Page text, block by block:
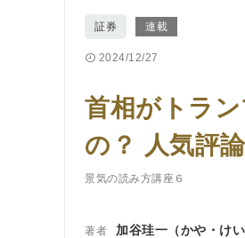
証券 連載
2024/12/27
首相がトラ
の？ 人気評
景気の読み方講座６
著者 加谷珪一（かや・けい